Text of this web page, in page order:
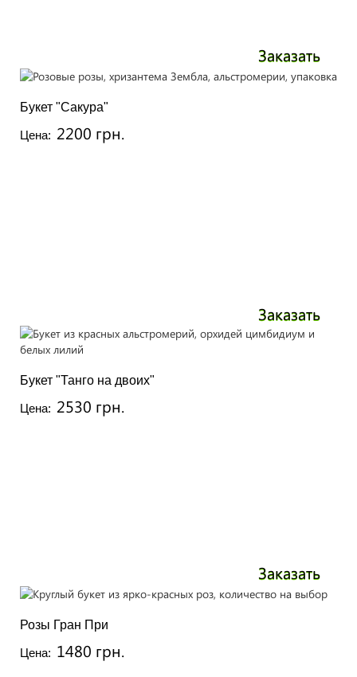
Заказать
Букет "Сакура"
Цена: 2200 грн.
Заказать
Букет "Танго на двоих"
Цена: 2530 грн.
Заказать
Розы Гран При
Цена: 1480 грн.